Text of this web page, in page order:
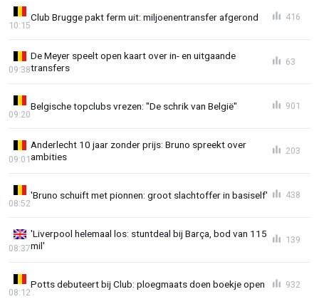
Club Brugge pakt ferm uit: miljoenentransfer afgerond
10:15
416
De Meyer speelt open kaart over in- en uitgaande
transfers
09:38
63
Belgische topclubs vrezen: "De schrik van België"
09:20
901
Anderlecht 10 jaar zonder prijs: Bruno spreekt over
ambities
09:01
203
'Bruno schuift met pionnen: groot slachtoffer in basiself'
08:52
438
'Liverpool helemaal los: stuntdeal bij Barça, bod van 115
mil'
08:37
139
Potts debuteert bij Club: ploegmaats doen boekje open
08:12
932